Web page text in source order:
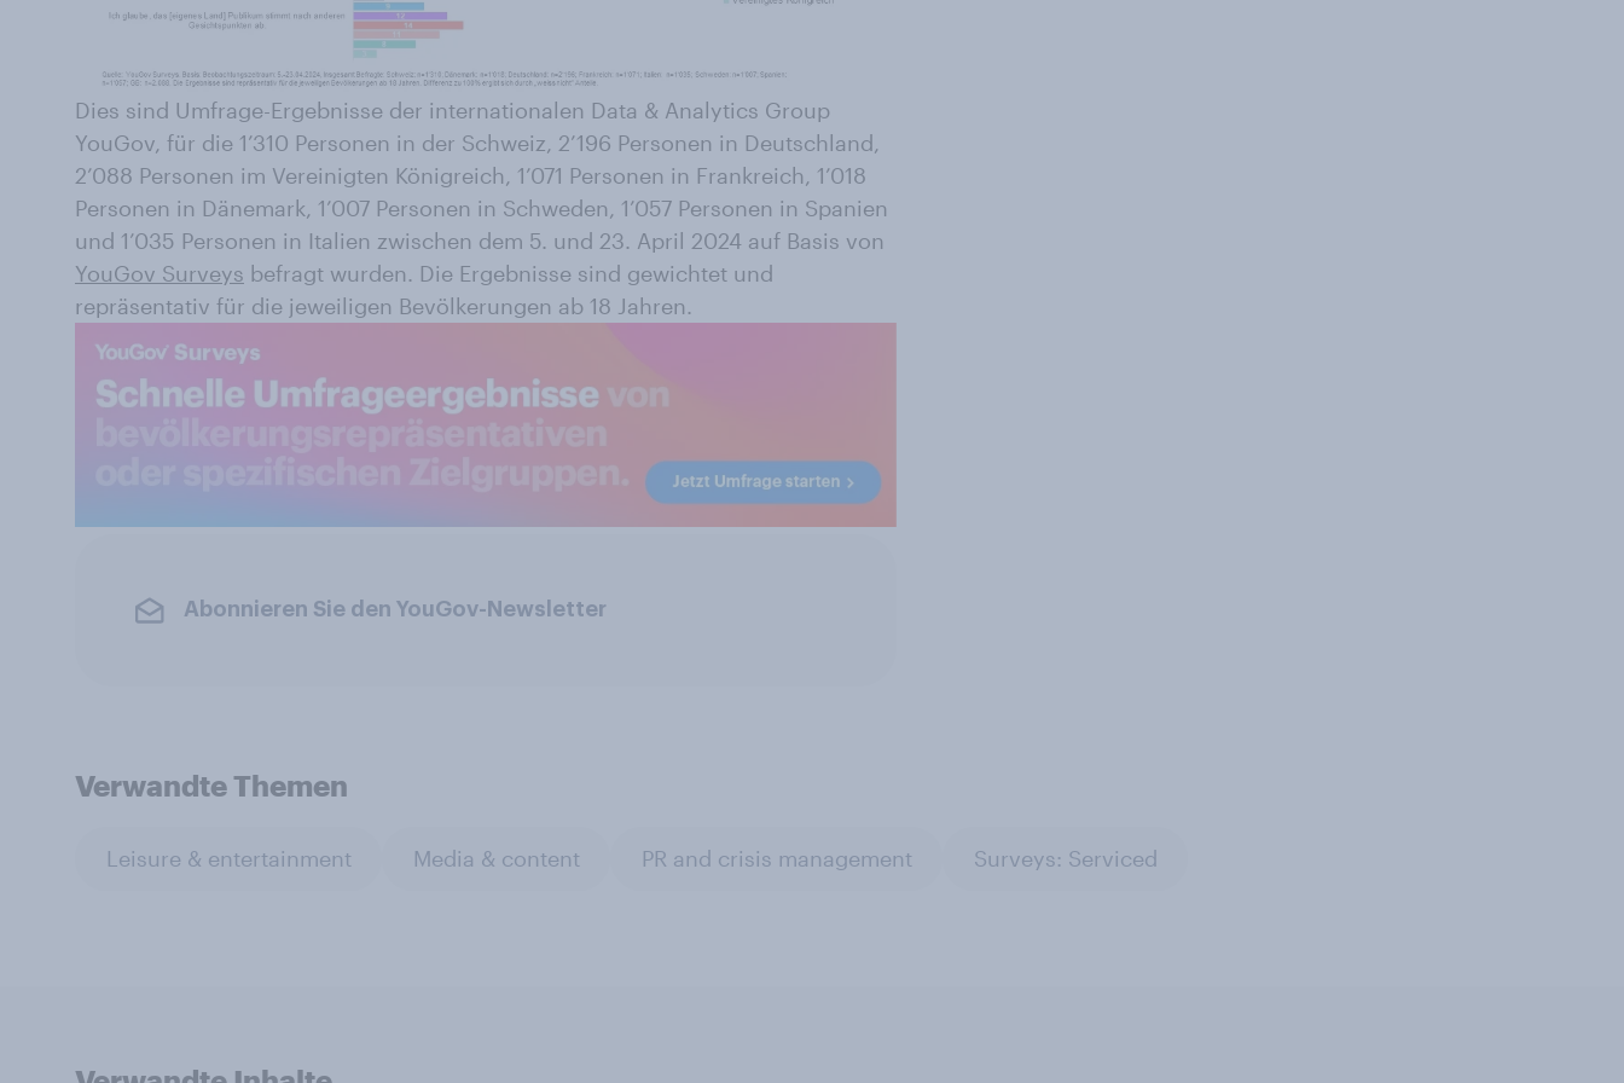
Dies sind Umfrage-Ergebnisse der internationalen Data & Analytics Group
YouGov, für die 1’310 Personen in der Schweiz, 2’196 Personen in Deutschland,
2’088 Personen im Vereinigten Königreich, 1’071 Personen in Frankreich, 1’018
Personen in Dänemark, 1’007 Personen in Schweden, 1’057 Personen in Spanien
und 1’035 Personen in Italien zwischen dem 5. und 23. April 2024 auf Basis von
YouGov Surveys befragt wurden. Die Ergebnisse sind gewichtet und
repräsentativ für die jeweiligen Bevölkerungen ab 18 Jahren.
Abonnieren Sie den YouGov-Newsletter
Verwandte Themen
Leisure & entertainment Media & content PR and crisis management Surveys: Serviced